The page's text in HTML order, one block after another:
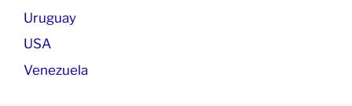
Uruguay
USA
Venezuela